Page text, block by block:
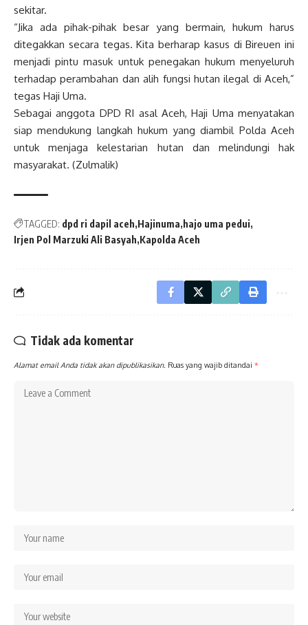
sekitar.
“Jika ada pihak-pihak besar yang bermain, hukum harus
ditegakkan secara tegas. Kita berharap kasus di Bireuen ini
menjadi pintu masuk untuk penegakan hukum menyeluruh
terhadap perambahan dan alih fungsi hutan ilegal di Aceh,”
tegas Haji Uma.
Sebagai anggota DPD RI asal Aceh, Haji Uma menyatakan
siap mendukung langkah hukum yang diambil Polda Aceh
untuk menjaga kelestarian hutan dan melindungi hak
masyarakat. (Zulmalik)
TAGGED: dpd ri dapil aceh Hajinuma hajo uma pedui
Irjen Pol Marzuki Ali Basyah Kapolda Aceh
Tidak ada komentar
Alamat email Anda tidak akan dipublikasikan. Ruas yang wajib ditandai *